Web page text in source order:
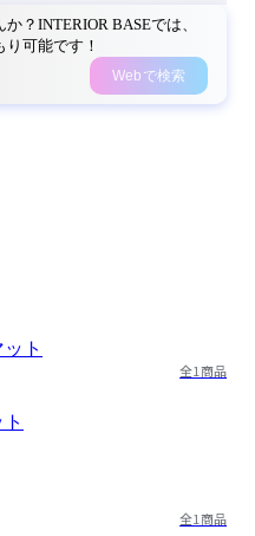
？INTERIOR BASEでは、
可能です！
Webで検索
全1商品
全1商品